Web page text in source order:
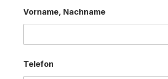
Vorname, Nachname
Telefon